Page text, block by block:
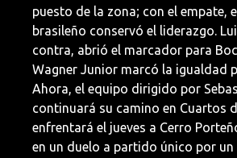
puesto de la zona; con el empate,
brasileño conservó el liderazgo.
contra, abrió el marcador para
Wagner Junior marcó la igualdad
Ahora, el equipo dirigido por
continuará su camino en Cuartos
enfrentará el jueves a Cerro
en un duelo a partido único por un